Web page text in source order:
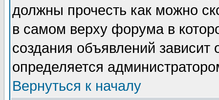
должны прочесть как можно
в самом верху форума в
создания объявлений зависит
определяется
Вернуться к началу